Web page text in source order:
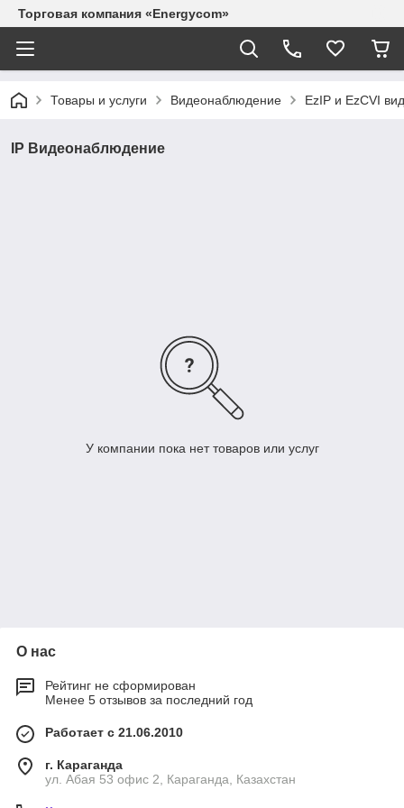
Торговая компания «Energycom»
Товары и услуги Видеонаблюдение EzIP и EzCVI
IP Видеонаблюдение
У компании пока нет товаров или услуг
О нас
Рейтинг не сформирован
Менее 5 отзывов за последний год
Работает с 21.06.2010
г. Караганда
ул. Абая 53 офис 2, Караганда, Казахстан